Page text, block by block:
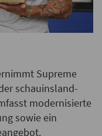
Supreme
schauinsland-
modernisierte
sowie ein